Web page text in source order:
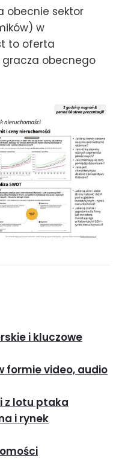
obecnie sektor
w
to oferta
obecnego
i kluczowe
formie video, audio
z lotu ptaka
i rynek